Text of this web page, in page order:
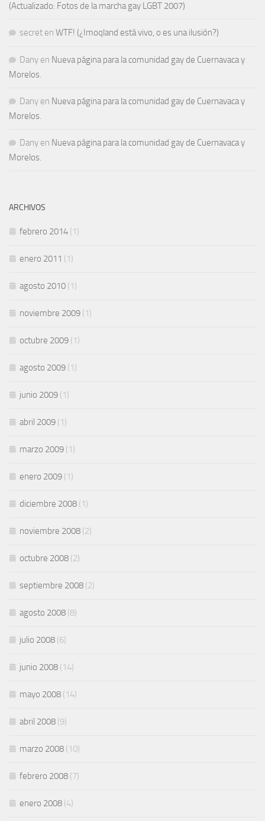
(Actualizado: Fotos de la marcha gay LGBT 2007)
secret en WTF! (¿Imoqland está vivo, o es una ilusión?)
Dany en Nueva página para la comunidad gay de Cuernavaca y
Morelos.
Dany en Nueva página para la comunidad gay de Cuernavaca y
Morelos.
Dany en Nueva página para la comunidad gay de Cuernavaca y
Morelos.
ARCHIVOS
febrero 2014 (1)
enero 2011 (1)
agosto 2010 (1)
noviembre 2009 (1)
octubre 2009 (1)
agosto 2009 (1)
junio 2009 (1)
abril 2009 (1)
marzo 2009 (1)
enero 2009 (1)
diciembre 2008 (1)
noviembre 2008 (2)
octubre 2008 (2)
septiembre 2008 (2)
agosto 2008 (8)
julio 2008 (6)
junio 2008 (14)
mayo 2008 (14)
abril 2008 (9)
marzo 2008 (10)
febrero 2008 (7)
enero 2008 (4)